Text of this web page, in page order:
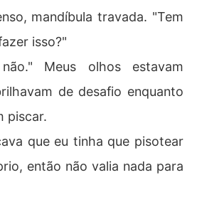
mandíbula travada. "Tem
isso?"
Meus olhos estavam
de desafio enquanto
piscar.
que eu tinha que pisotear
então não valia nada para